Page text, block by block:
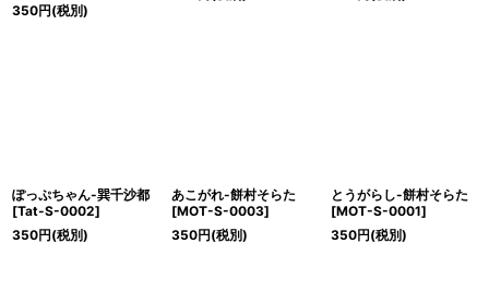
350円(税別)
ぽっぷちゃん-巽千沙都
[Tat-S-0002]
350円(税別)
あこがれ-餅村そらた
[MOT-S-0003]
350円(税別)
とうがらし-餅村そらた
[MOT-S-0001]
350円(税別)